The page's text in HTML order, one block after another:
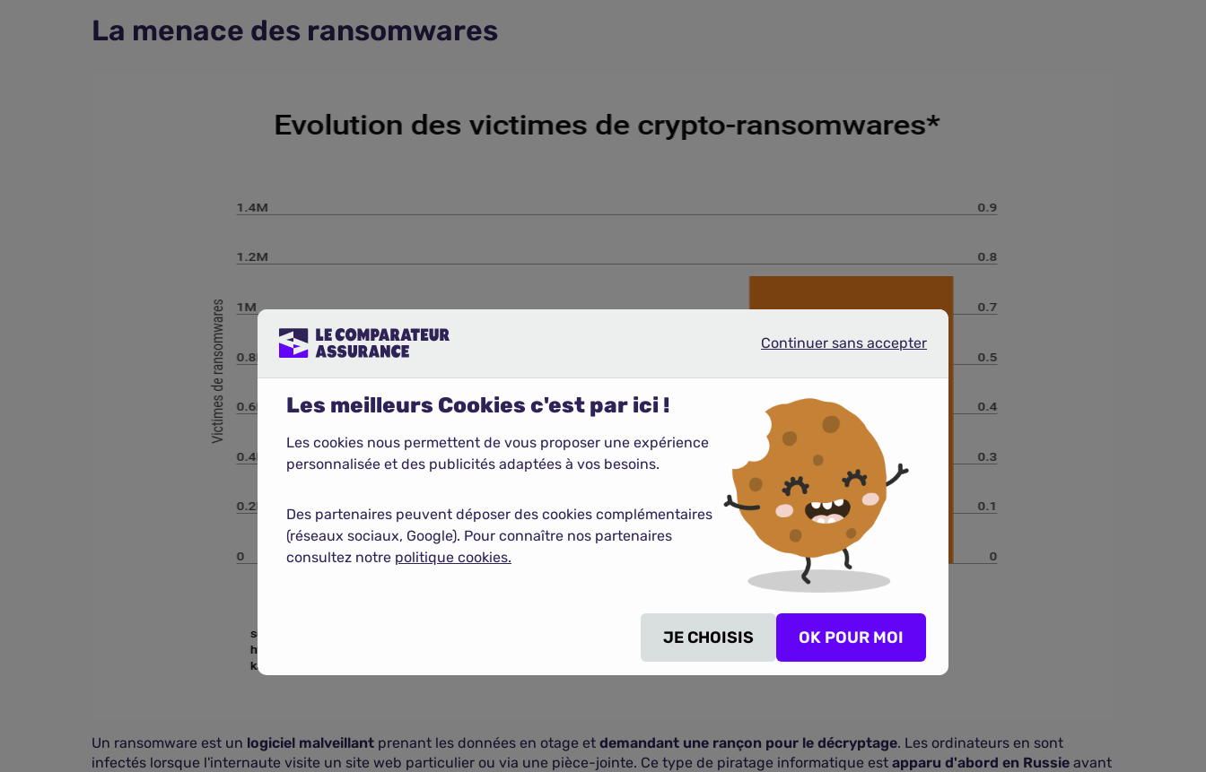
La menace des ransomwares
Un ransomware est un logiciel malveillant prenant les données en otage et demandant une rançon pour le décryptage. Les ordinateurs en sont
infectés lorsque l'internaute visite un site web particulier ou via une pièce-jointe. Ce type de piratage informatique est apparu d'abord en Russie avant
Continuer sans accepter
Les meilleurs Cookies c'est par ici !
Les cookies nous permettent de vous proposer une expérience
personnalisée et des publicités adaptées à vos besoins.
Des partenaires peuvent déposer des cookies complémentaires
(réseaux sociaux, Google). Pour connaître nos partenaires
consultez notre politique cookies.
JE CHOISIS OK POUR MOI
Continuer sans accepter